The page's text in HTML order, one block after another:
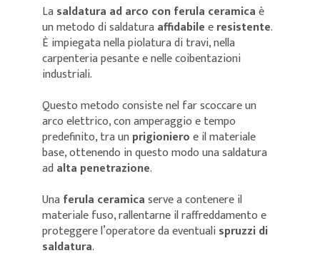
Lasaldatura ad arco con ferula ceramicaè
un metodo di saldaturaaffidabileeresistente.
È impiegata nella piolatura di travi, nella
carpenteria pesante e nelle coibentazioni
industriali.
Questo metodo consiste nel far scoccare un
arco elettrico, con amperaggio e tempo
predefinito, tra unprigionieroe il materiale
base, ottenendo in questo modo una saldatura
adalta penetrazione.
Unaferula ceramicaserve a contenere il
materiale fuso, rallentarne il raffreddamento e
proteggere l’operatore da eventualispruzzi di
saldatura.